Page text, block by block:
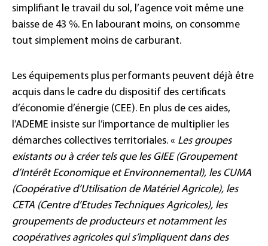
simplifiant le travail du sol, l’agence voit même une
baisse de 43 %. En labourant moins, on consomme
tout simplement moins de carburant.
Les équipements plus performants peuvent déjà être
acquis dans le cadre du dispositif des certificats
d’économie d’énergie (CEE). En plus de ces aides,
l’ADEME insiste sur l’importance de multiplier les
démarches collectives territoriales. « Les groupes
existants ou à créer tels que les GIEE (Groupement
d’Intérêt Economique et Environnemental), les CUMA
(Coopérative d’Utilisation de Matériel Agricole), les
CETA (Centre d’Etudes Techniques Agricoles), les
groupements de producteurs et notamment les
coopératives agricoles qui s’impliquent dans des